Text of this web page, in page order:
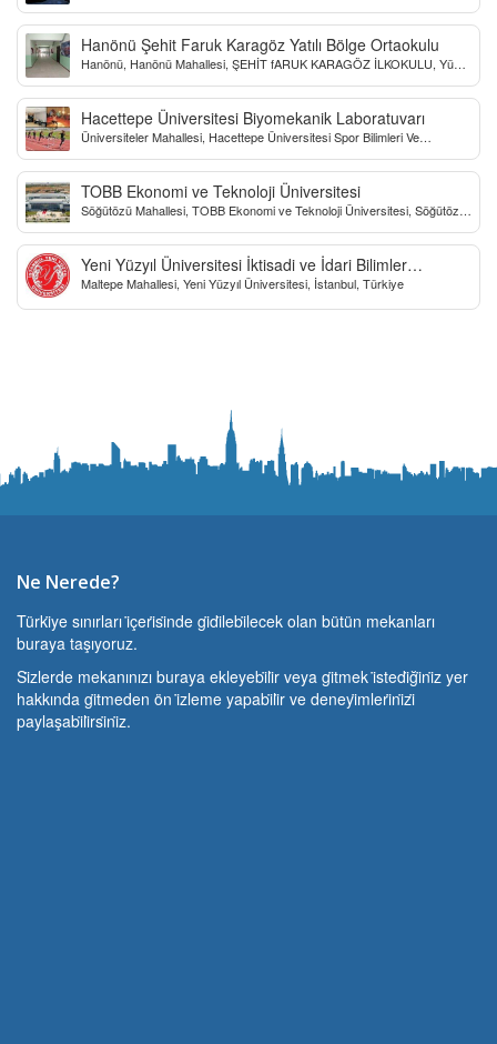
Hanönü Şehit Faruk Karagöz Yatılı Bölge Ortaokulu
Hanönü, Hanönü Mahallesi, ŞEHİT fARUK KARAGÖZ İLKOKULU, Yücel
Hacettepe Üniversitesi Biyomekanik Laboratuvarı
Üniversiteler Mahallesi, Hacettepe Üniversitesi Spor Bilimleri Ve
TOBB Ekonomi ve Teknoloji Üniversitesi
Söğütözü Mahallesi, TOBB Ekonomi ve Teknoloji Üniversitesi, Söğütözü
Yeni Yüzyıl Üniversitesi İktisadi ve İdari Bilimler
Fakültesi
Maltepe Mahallesi, Yeni Yüzyıl Üniversitesi, İstanbul, Türkiye
Ne Nerede?
Türki̇ye sınırları i̇çeri̇si̇nde gi̇di̇lebi̇lecek olan bütün mekanları
buraya taşıyoruz.
Si̇zlerde mekanınızı buraya ekleyebi̇li̇r veya gi̇tmek i̇stedi̇ği̇ni̇z yer
hakkında gi̇tmeden ön i̇zleme yapabi̇li̇r ve deneyi̇mleri̇ni̇zi̇
paylaşabi̇li̇rsi̇ni̇z.